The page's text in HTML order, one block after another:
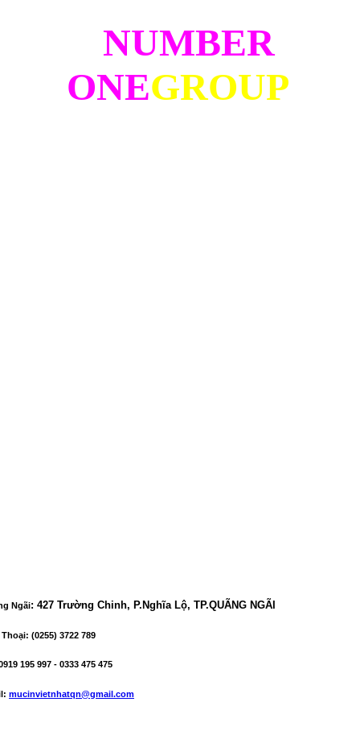
NUMBER
ONEGROUP
Ngãi: 427 Trường Chinh, P.Nghĩa Lộ, TP.QUÃNG NGÃI
: (0255) 3722 789
195 997 - 0333 475 475
: mucinvietnhatqn@gmail.com